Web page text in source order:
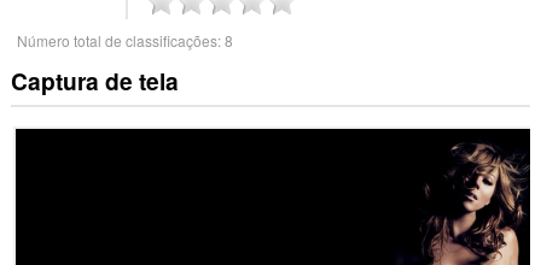
Número total de classificações:8
Captura de tela